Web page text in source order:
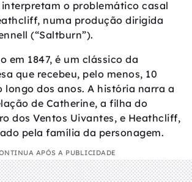
o problemático casal
numa produção dirigida
(“Saltburn”).
em 1847, é um clássico da
que recebeu, pelo menos, 10
longo dos anos. A história narra a
de Catherine, a filha do
dos Ventos Uivantes, e Heathcliff,
pela família da personagem.
APÓS A PUBLICIDADE